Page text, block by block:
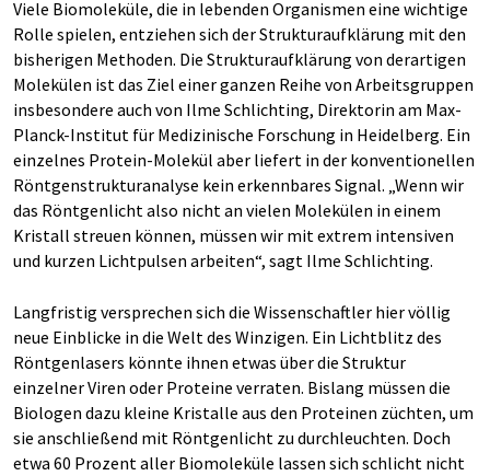
Viele Biomoleküle, die in lebenden Organismen eine wichtige
Rolle spielen, entziehen sich der Strukturaufklärung mit den
bisherigen Methoden. Die Strukturaufklärung von derartigen
Molekülen ist das Ziel einer ganzen Reihe von Arbeitsgruppen
insbesondere auch von Ilme Schlichting, Direktorin am Max-
Planck-Institut für Medizinische Forschung in Heidelberg. Ein
einzelnes Protein-Molekül aber liefert in der konventionellen
Röntgenstrukturanalyse kein erkennbares Signal. „Wenn wir
das Röntgenlicht also nicht an vielen Molekülen in einem
Kristall streuen können, müssen wir mit extrem intensiven
und kurzen Lichtpulsen arbeiten“, sagt Ilme Schlichting.
Langfristig versprechen sich die Wissenschaftler hier völlig
neue Einblicke in die Welt des Winzigen. Ein Lichtblitz des
Röntgenlasers könnte ihnen etwas über die Struktur
einzelner Viren oder Proteine verraten. Bislang müssen die
Biologen dazu kleine Kristalle aus den Proteinen züchten, um
sie anschließend mit Röntgenlicht zu durchleuchten. Doch
etwa 60 Prozent aller Biomoleküle lassen sich schlicht nicht